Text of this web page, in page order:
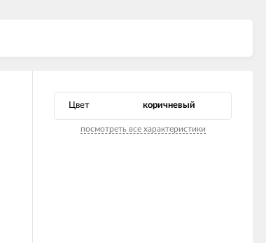
Цвет коричневый
посмотреть все характеристики